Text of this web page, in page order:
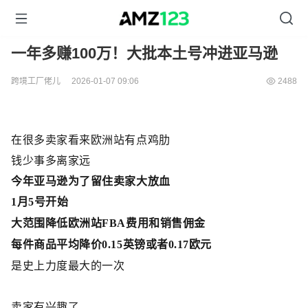
一年多赚100万！大批本土号冲进亚马逊
跨境工厂佬儿 2026-01-07 09:06 2488
在很多卖家看来欧洲站有点鸡肋
钱少事多离家远
今年亚马逊为了留住卖家大放血
1 月5号开始
大范围降低欧洲站FBA费用和销售佣金
每件商品平均降价0.15英镑或者0.17 欧元
是史上力度最大的一次